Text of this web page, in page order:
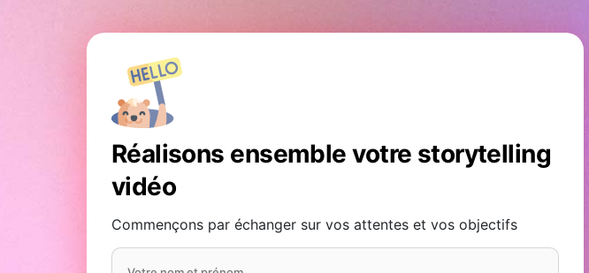
Réalisons ensemble votre storytelling
vidéo
Commençons par échanger sur vos attentes et vos objectifs